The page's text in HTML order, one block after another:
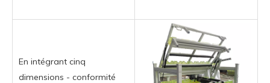
En intégrant cinq
dimensions - conformité